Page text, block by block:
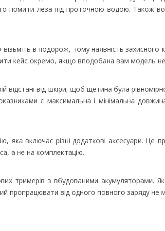
помити леза під проточною водою. Також
в подорож, тому наявність
кейс окремо, якщо вподобана вам модель
відстані від шкіри, щоб щетина була
є максимальна і мінімальна
яка включає різні додаткові аксесуари. Це
а не на комплектацію.
тримерів з вбудованими акумуляторами.
пропрацювати від одного повного заряду не